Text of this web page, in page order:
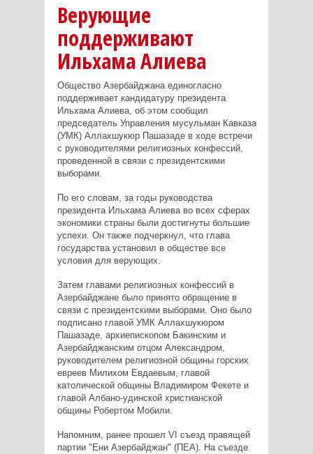
Верующие
поддерживают
Ильхама Алиева
Общество Азербайджана единогласно
поддерживает кандидатуру президента
Ильхама Алиева, об этом сообщил
председатель Управления мусульман Кавказа
(УМК) Аллахшукюр Пашазаде в ходе встречи
с руководителями религиозных конфессий,
проведенной в связи с президентскими
выборами.
По его словам, за годы руководства
президента Ильхама Алиева во всех сферах
экономики страны были достигнуты большие
успехи. Он также подчеркнул, что глава
государства установил в обществе все
условия для верующих.
Затем главами религиозных конфессий в
Азербайджане было принято обращение в
связи с президентскими выборами. Оно было
подписано главой УМК Аллахшукюром
Пашазаде, архиепископом Бакинским и
Азербайджанским отцом Александром,
руководителем религиозной общины горских
евреев Милихом Евдаевым, главой
католической общины Владимиром Фекете и
главой Албано-удинской христианской
общины Робертом Мобили.
Напомним, ранее прошел VI съезд правящей
партии "Ени Азербайджан" (ПЕА). На съезде